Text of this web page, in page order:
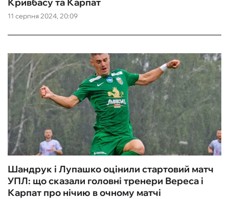
11 серпня 2024, 20:09
Шандрук і Лупашко оцінили стартовий матч
УПЛ: що сказали головні тренери Вереса і
Карпат про нічию в очному матчі